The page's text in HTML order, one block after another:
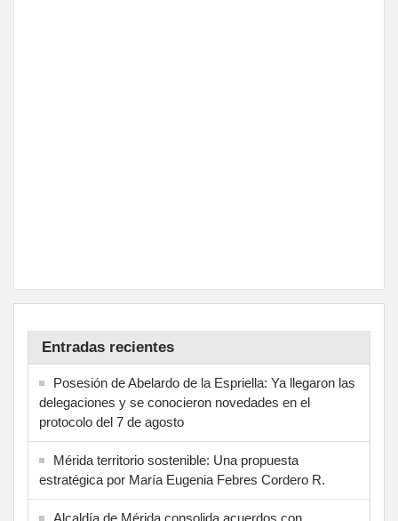
Entradas recientes
Posesión de Abelardo de la Espriella: Ya llegaron las
delegaciones y se conocieron novedades en el
protocolo del 7 de agosto
Mérida territorio sostenible: Una propuesta
estratégica por María Eugenia Febres Cordero R.
Alcaldía de Mérida consolida acuerdos con